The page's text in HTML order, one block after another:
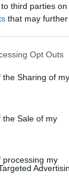
third parties on
that may
app uses
usage
Google and its
Opt Outs
the Sharing of my
the Sale of my
processing my
ομιλίες
Μεταφορών
της
Ντολόρς
των
του
η ανάγνωση
16ου
προέδρου